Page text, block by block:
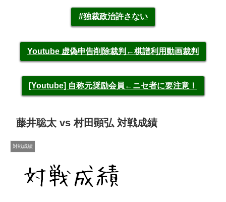
#独裁政治許さない
Youtube 虚偽申告削除裁判←棋譜利用動画裁判
[Youtube] 自称元奨励会員←ニセ者に要注意！
藤井聡太 vs 村田顕弘 対戦成績
対戦成績